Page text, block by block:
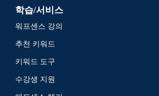
학습/서비스
워프센스 강의
추천 키워드
키워드 도구
수강생 지원